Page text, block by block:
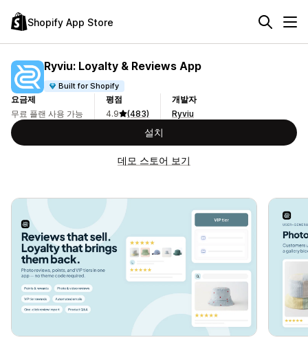
Shopify App Store
Ryviu: Loyalty & Reviews App
Built for Shopify
요금제
무료 플랜 사용 가능
평점
4.9
(483)
개발자
Ryviu
설치
데모 스토어 보기